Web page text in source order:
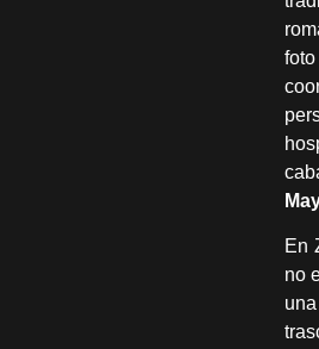
En
no